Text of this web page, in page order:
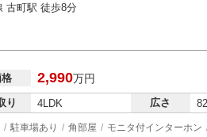
古町駅 徒歩8分
2,990万円
り 4LDK 広さ
駐車場あり 角部屋 モニタ付インターホン